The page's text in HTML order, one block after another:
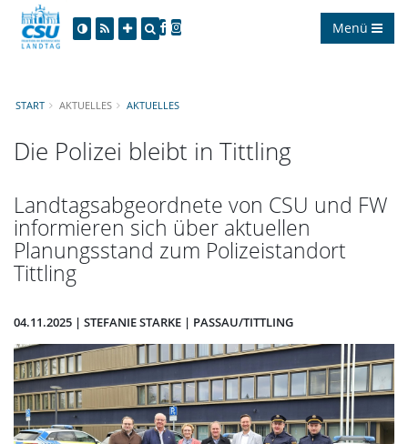
Menü
START AKTUELLES AKTUELLES
Die Polizei bleibt in Tittling
Landtagsabgeordnete von CSU und FW
informieren sich über aktuellen
Planungsstand zum Polizeistandort
Tittling
04.11.2025 | STEFANIE STARKE | PASSAU/TITTLING